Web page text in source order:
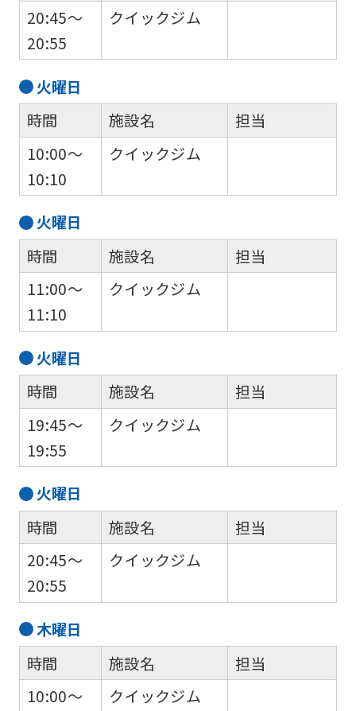
20:45～
20:55
クイックジム
火曜日
時間
10:00～
10:10
施設名
クイックジム
担当
火曜日
時間
11:00～
11:10
施設名
クイックジム
担当
火曜日
時間
19:45～
19:55
施設名
クイックジム
担当
火曜日
時間
20:45～
20:55
施設名
クイックジム
担当
木曜日
時間
10:00～
施設名
クイックジム
担当
For
foreigners
Central
website
is
automatically
into
English.
Click
below
automatic
to
the